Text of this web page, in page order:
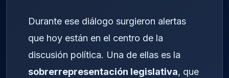
Durante ese diálogo surgieron alertas
que hoy están en el centro de la
discusión política. Una de ellas es la
sobrerrepresentación legislativa, que